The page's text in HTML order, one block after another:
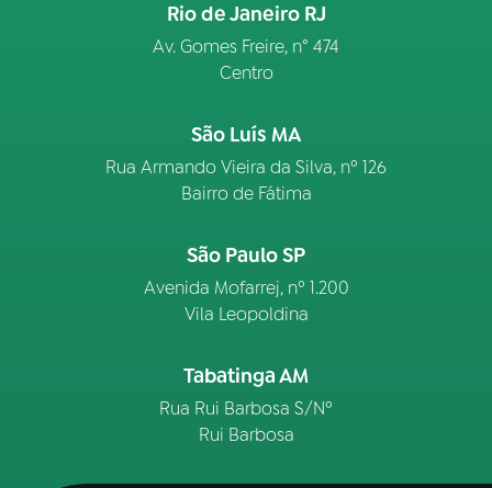
Rio de Janeiro RJ
Av. Gomes Freire, n° 474
Centro
São Luís MA
Rua Armando Vieira da Silva, nº 126
Bairro de Fátima
São Paulo SP
Avenida Mofarrej, nº 1.200
Vila Leopoldina
Tabatinga AM
Rua Rui Barbosa S/Nº
Rui Barbosa